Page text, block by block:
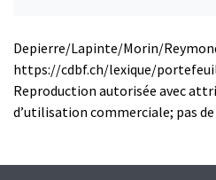
Depierre/Lapinte/Morin/
https://cdbf.ch/lexique/
Reproduction autorisée avec
d’utilisation commerciale; pas